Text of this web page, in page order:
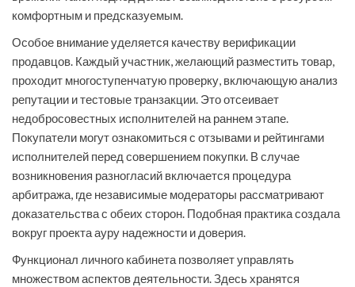
комфортным и предсказуемым.
Особое внимание уделяется качеству верификации
продавцов. Каждый участник, желающий разместить товар,
проходит многоступенчатую проверку, включающую анализ
репутации и тестовые транзакции. Это отсеивает
недобросовестных исполнителей на раннем этапе.
Покупатели могут ознакомиться с отзывами и рейтингами
исполнителей перед совершением покупки. В случае
возникновения разногласий включается процедура
арбитража, где независимые модераторы рассматривают
доказательства с обеих сторон. Подобная практика создала
вокруг проекта ауру надежности и доверия.
Функционал личного кабинета позволяет управлять
множеством аспектов деятельности. Здесь хранятся